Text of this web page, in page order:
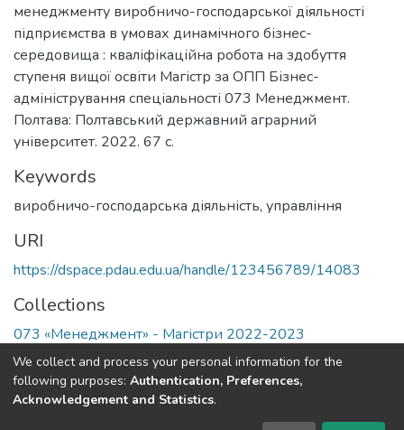
менеджменту виробничо-господарської діяльності
підприємства в умовах динамічного бізнес-
середовища : кваліфікаційна робота на здобуття
ступеня вищої освіти Магістр за ОПП Бізнес-
адміністрування спеціальності 073 Менеджмент.
Полтава: Полтавський державний аграрний
університет. 2022. 67 с.
Keywords
виробничо-господарська діяльність, управління
URI
https://dspace.pdau.edu.ua/handle/123456789/14083
Collections
073 «Менеджмент» - Магістри 2022-2023
Full item page
We collect and process your personal information for the
following purposes: Authentication, Preferences,
Acknowledgement and Statistics.